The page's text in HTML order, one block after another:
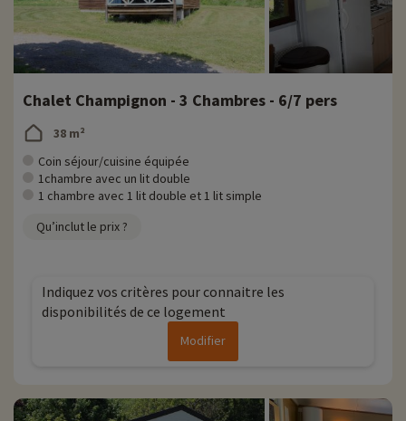
Chalet Champignon - 3 Chambres - 6/7 pers
38 m²
Coin séjour/cuisine équipée
1chambre avec un lit double
1 chambre avec 1 lit double et 1 lit simple
Qu’inclut le prix ?
Indiquez vos critères pour connaitre les
disponibilités de ce logement
Modifier